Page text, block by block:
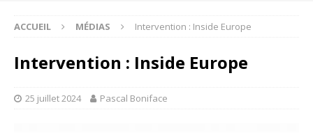
ACCUEIL MÉDIAS Intervention : Inside Europe
Intervention : Inside Europe
25 juillet 2024 Pascal Boniface